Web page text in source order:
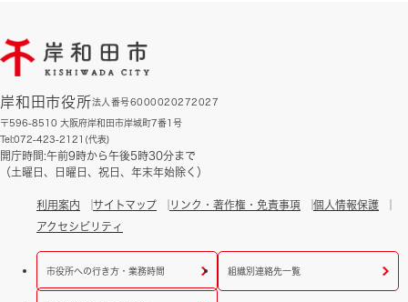
岸和田市役所法人番号6000020272027
〒596-8510 大阪府岸和田市岸城町7番1号
Tel:072-423-2121(代表)
開庁時間:午前9時から午後5時30分まで
（土曜日、日曜日、祝日、年末年始除く）
利用案内 サイトマップ リンク・著作権・免責事項
個人情報保護
アクセシビリティ
市役所への行き方・業務時間 組織別連絡先一覧